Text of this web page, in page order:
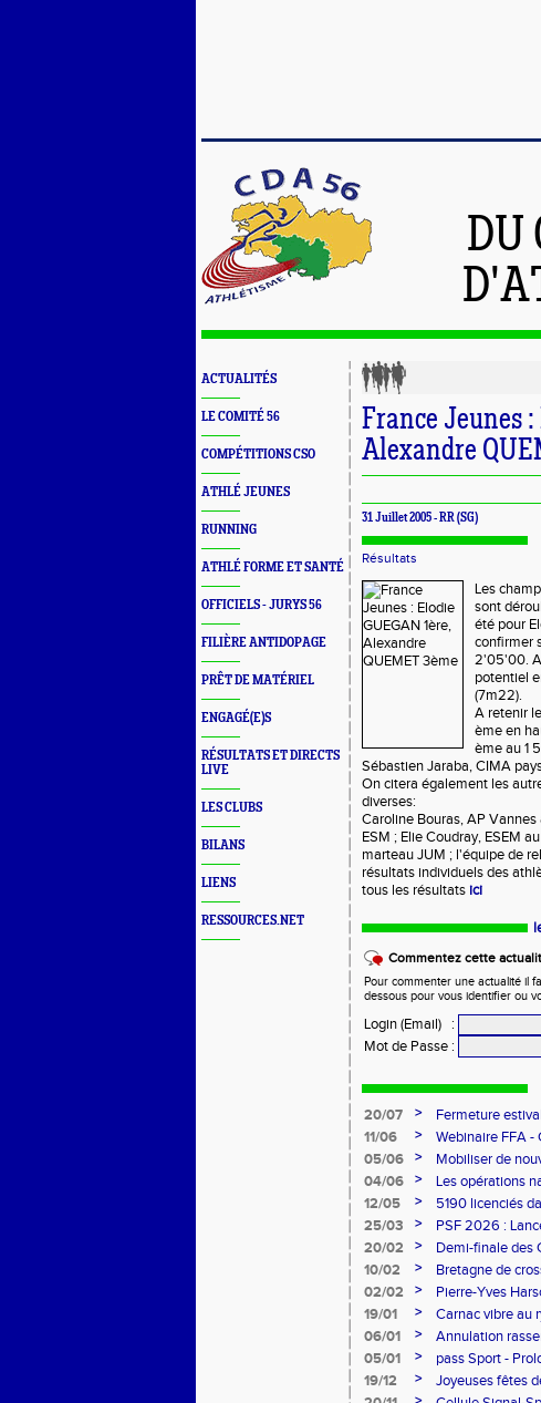
DU
ACTUALITÉS
LE COMITÉ 56
COMPÉTITIONS CSO
ATHLÉ JEUNES
RUNNING
ATHLÉ FORME ET SANTÉ
OFFICIELS - JURYS 56
FILIÈRE ANTIDOPAGE
PRÊT DE MATÉRIEL
ENGAGÉ(E)S
RÉSULTATS ET DIRECTS
LIVE
LES CLUBS
BILANS
LIENS
RESSOURCES.NET
France Jeunes
Alexandre
31 Juillet 2005 - RR (SG)
Résultats
Les
sont
été pour
confirmer
2'05'00.
potentiel
(7m22).
A retenir
ème en
ème au 1
Sébastien Jaraba, CIMA
On citera également les
diverses:
Caroline Bouras, AP
ESM ; Elie Coudray, ESEM
marteau JUM ; l'équipe de
résultats individuels des
tous les résultatsici
Commentez cette
Pour commenter une actualité il
dessous pour vous identifier ou
Login (Email)
:
Mot de Passe :
20/07 >
Fermeture
11/06
>
Webinaire FFA
05/06
>
Mobiliser de
04/06
>
Les opérations
12/05
>
5190 licenciés
25/03
>
PSF 2026 :
20/02
>
Demi-finale des
10/02
>
Bretagne de
l'honneur
02/02 >
Pierre-Yves
comité du
19/01 >
Carnac vibre au
06/01
>
Annulation
05/01
>
pass Sport -
19/12
> Joyeuses fêtes